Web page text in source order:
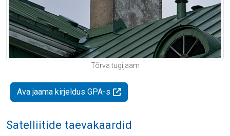
Tõrva tugijaam
Ava jaama kirjeldus GPA-s
Satelliitide taevakaardid